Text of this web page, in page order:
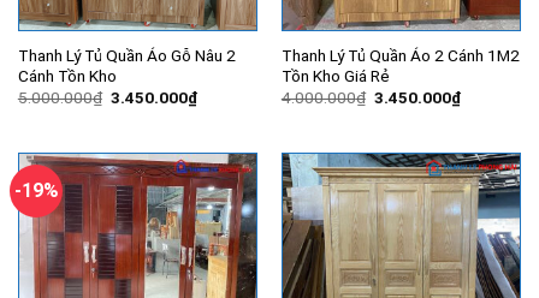
Thanh Lý Tủ Quần Áo Gỗ Nâu 2
Cánh Tồn Kho
5.000.000₫ Giá
3.450.000₫Giá
hiện
3.450.000₫.
Thanh Lý Tủ Quần Áo 2 Cánh 1M2
Tồn Kho Giá Rẻ
4.000.000₫ Giá
3.450.000₫Giá
hiện
-19%